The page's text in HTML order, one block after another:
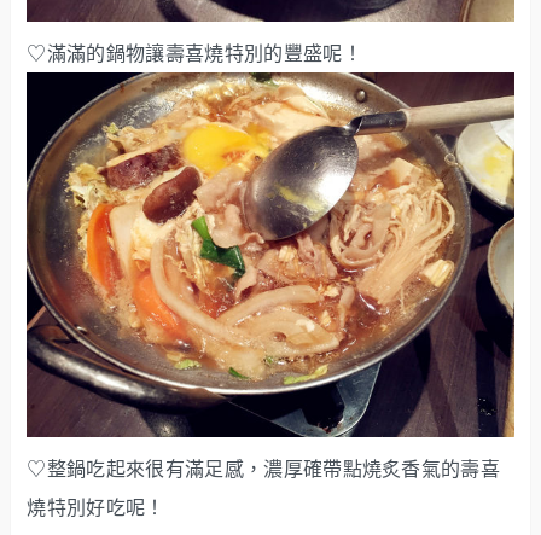
♡滿滿的鍋物讓壽喜燒特別的豐盛呢！
♡整鍋吃起來很有滿足感，濃厚確帶點燒炙香氣的壽喜
燒特別好吃呢！